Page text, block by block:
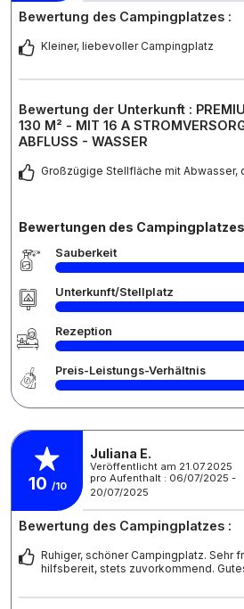
Bewertung des Campingplatzes :
Kleiner, liebevoller Campingplatz
Bewertung der Unterkunft :
130 M² - MIT 16 A
ABFLUSS - WASSER
Großzügige Stellfläche mit Abwasser,
Bewertungen des
Sauberkeit
Unterkunft/Stellplatz
Rezeption
Preis-Leistungs-Verhältnis
10 /10
Juliana E.
Veröffentlicht am 21.07.2025
pro Aufenthalt : 06/07/2025 -
20/07/2025
Bewertung des Campingplatzes :
Ruhiger, schöner Campingplatz. Sehr
hilfsbereit, stets zuvorkommend.